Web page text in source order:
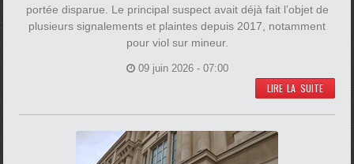
portée disparue. Le principal suspect avait déjà fait l’objet de
plusieurs signalements et plaintes depuis 2017, notamment
pour viol sur mineur.
09 juin 2026 - 07:00
LIRE LA SUITE